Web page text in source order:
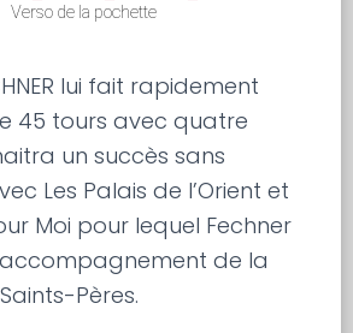
Verso de la pochette
lui fait rapidement
45 tours avec quatre
un succès sans
Les Palais de l’Orient et
Moi pour lequel Fechner
de la
Pères.